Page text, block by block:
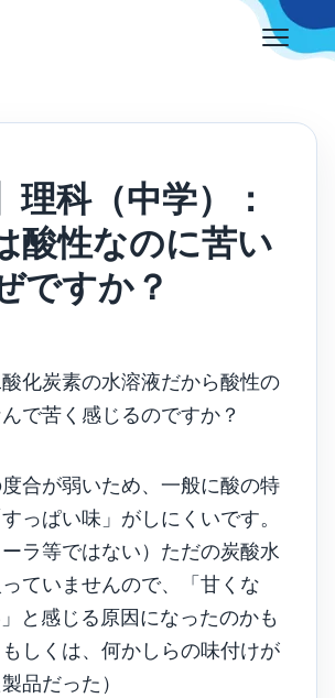
理科（中学）：
酸性なのに苦い
ですか？
化炭素の水溶液だから酸性の
で苦く感じるのですか？
合が弱いため、一般に酸の特
っぱい味」がしにくいです。
ラ等ではない）ただの炭酸水
ていませんので、「甘くな
と感じる原因になったのかも
しくは、何かしらの味付けが
品だった）